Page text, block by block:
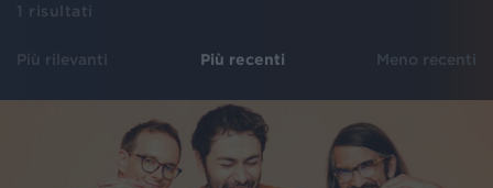
1 risultati
Più rilevanti Più recenti Meno recenti